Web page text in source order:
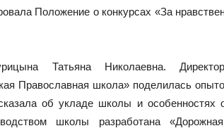
Положение о конкурсах «За
Татьяна Николаевна.
Православная школа» поделилась
об укладе школы и особенностях
школы разработана